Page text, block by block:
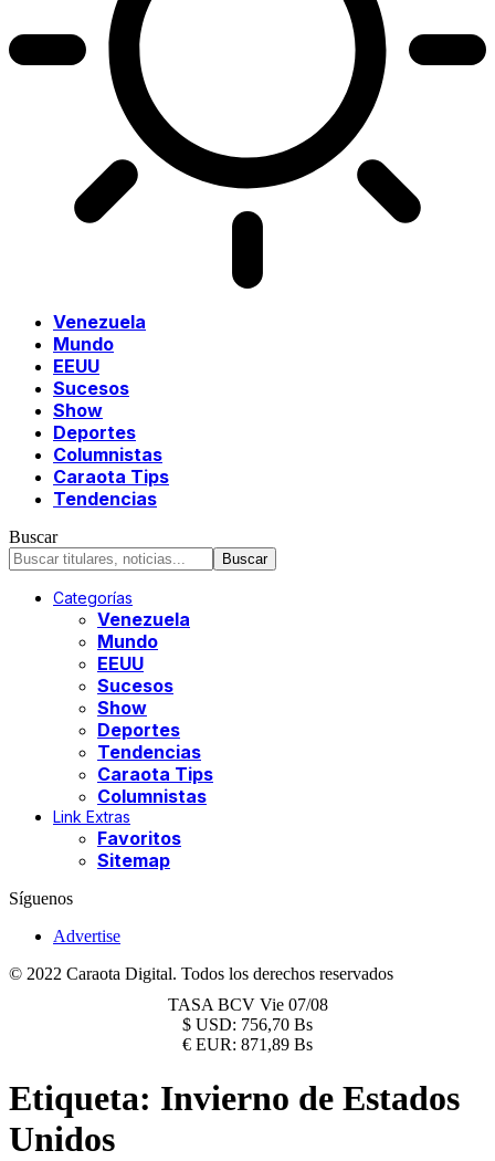
Venezuela
Mundo
EEUU
Sucesos
Show
Deportes
Columnistas
Caraota Tips
Tendencias
Buscar
Categorías
Venezuela
Mundo
EEUU
Sucesos
Show
Deportes
Tendencias
Caraota Tips
Columnistas
Link Extras
Favoritos
Sitemap
Síguenos
Advertise
© 2022 Caraota Digital. Todos los derechos reservados
TASA BCV Vie 07/08
$ USD: 756,70 Bs
€ EUR: 871,89 Bs
Etiqueta: Invierno de Estados
Unidos